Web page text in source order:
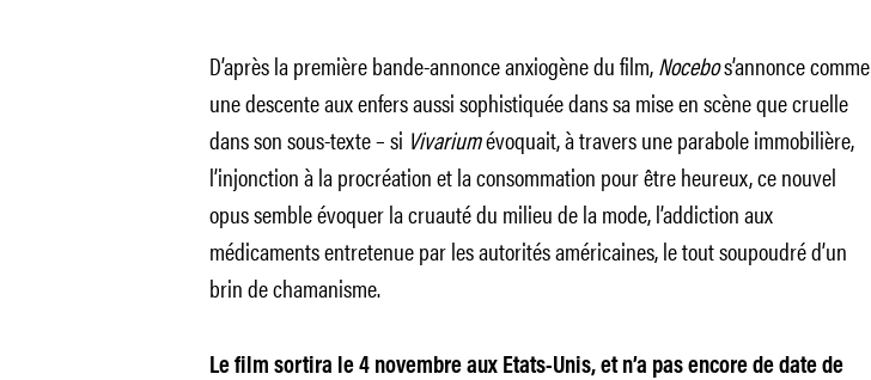
D’après la première bande-annonce anxiogène du film,Nocebos’annonce comme
une descente aux enfers aussi sophistiquée dans sa mise en scène que cruelle
dans son sous-texte – si Vivariumévoquait, à travers une parabole immobilière,
l’injonction à la procréation et la consommation pour être heureux, ce nouvel
opus semble évoquer la cruauté du milieu de la mode, l’addiction aux
médicaments entretenue par les autorités américaines, le tout soupoudré d’un
brin de chamanisme.
Le film sortira le 4 novembre aux Etats-Unis, et n’a pas encore de date de